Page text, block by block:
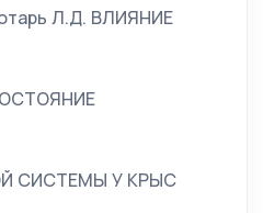
Л.Д. ВЛИЯНИЕ
СИСТЕМЫ У КРЫС